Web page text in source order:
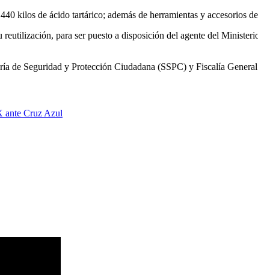
kilos de ácido tartárico; además de herramientas y accesorios
para ser puesto a disposición del agente del
de Seguridad y Protección Ciudadana (SSPC) y Fiscalía
ante Cruz Azul